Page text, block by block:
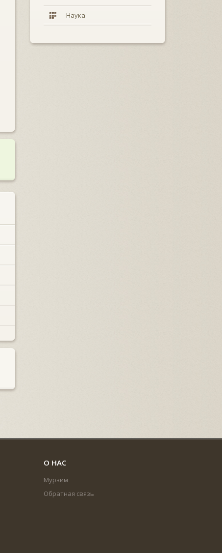
Наука
О НАС
Мурзим
Обратная связь